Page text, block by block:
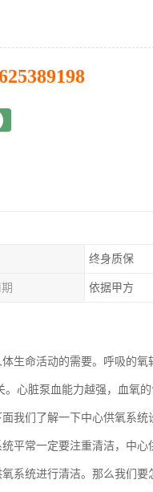
终身质保
依据甲方
生命活动的需要。呼吸的
心脏泵血能力越强，血氧
我们了解一下中心供氧系统
平常一定要注重清洁，中
系统进行清洁。那么我们